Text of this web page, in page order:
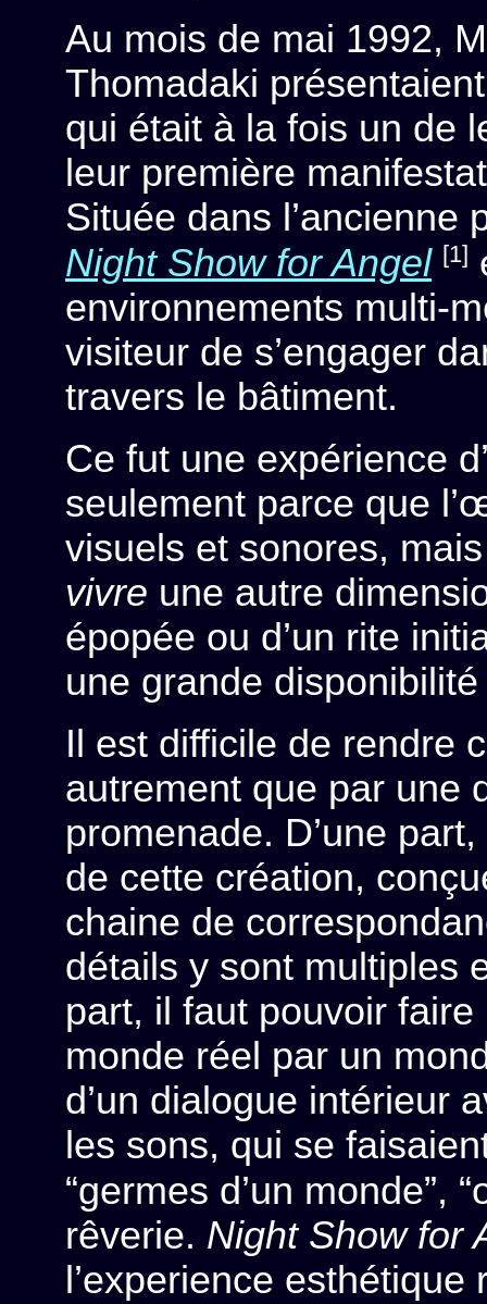
Au mois de mai 1992,
Thomadaki
qui était à la fois un de
leur première
Située dans l’ancienne
Night Show for Angel [1]
environnements multi-
visiteur de s’engager
travers le bâtiment.
Ce fut une expérience
seulement parce que
visuels et sonores,
vivre une autre
épopée ou d’un rite
une grande
Il est difficile de rendre
autrement que par une
promenade. D’une
de cette création,
chaine de
détails y sont multiples
part, il faut pouvoir
monde réel par un
d’un dialogue intérieur
les sons, qui se
“germes d’un monde”,
rêverie. Night Show for
l’experience esthétique